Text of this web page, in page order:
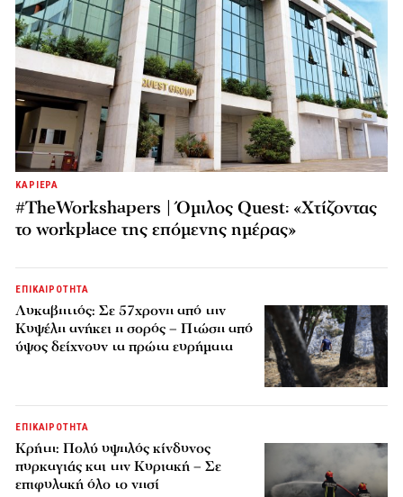
ΚΑΡΙΕΡΑ
#TheWorkshapers | Όμιλος Quest: «Χτίζοντας
το workplace της επόμενης ημέρας»
ΕΠΙΚΑΙΡΟΤΗΤΑ
Λυκαβηττός: Σε 57χρονη από την
Κυψέλη ανήκει η σορός – Πτώση από
ύψος δείχνουν τα πρώτα ευρήματα
ΕΠΙΚΑΙΡΟΤΗΤΑ
Κρήτη: Πολύ υψηλός κίνδυνος
πυρκαγιάς και την Κυριακή – Σε
επιφυλακή όλο το νησί